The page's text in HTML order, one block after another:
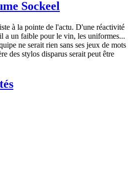
Sockeel
à la pointe de l'actu. D'une réactivité
a un faible pour le vin, les uniformes...
ne serait rien sans ses jeux de mots
des stylos disparus serait peut être